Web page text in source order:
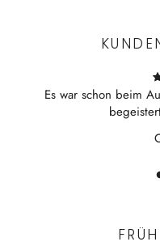
Es war schon beim